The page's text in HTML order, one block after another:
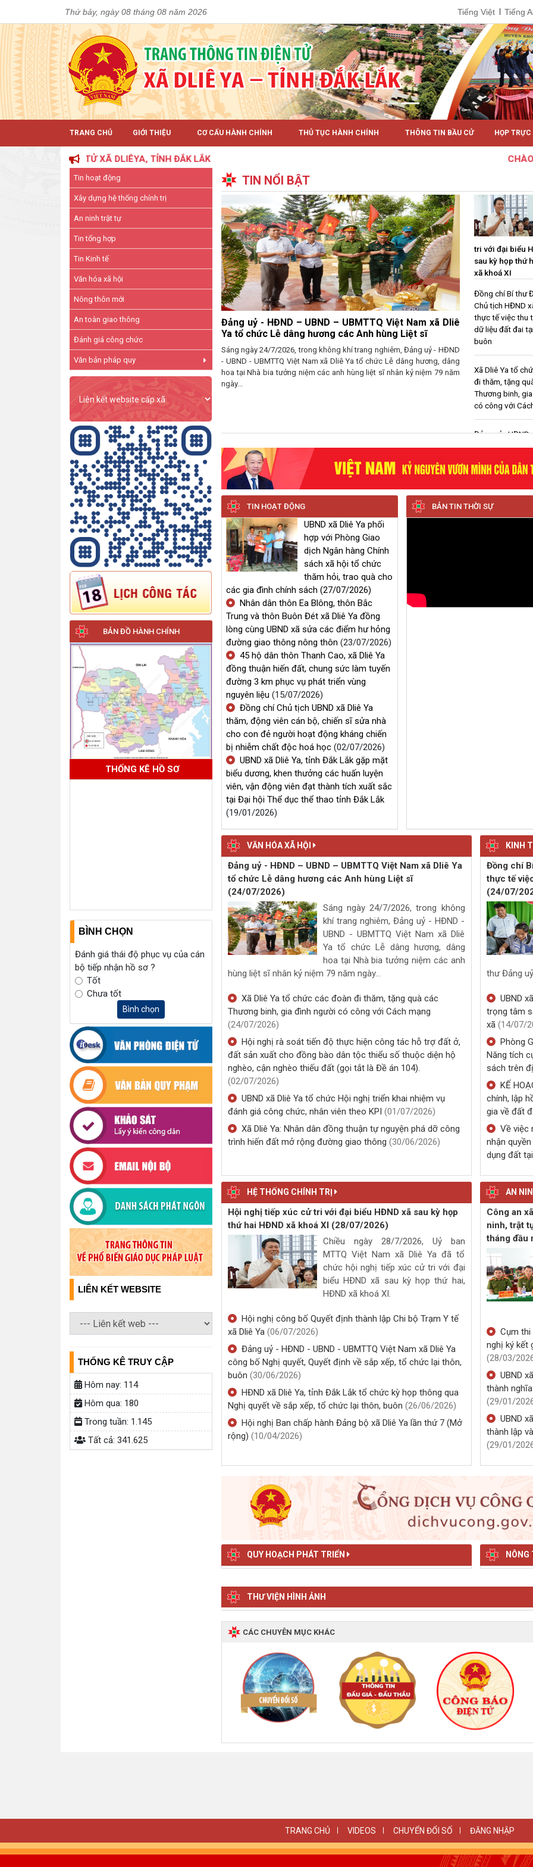
Thứ bảy, ngày 08 tháng 08 năm 2026 Tiếng Việt Tiếng
TRANG CHỦ GIỚI THIỆU CƠ CẤU HÀNH CHÍNH THỦ TỤC HÀNH CHÍNH THÔNG TIN BẦU CỬ HỌP TRỰC
TIN ĐIỆN TỬ XÃ DLIÊYA, TỈNH ĐẮK LẮK CHÀO
Tin hoạt động
Xây dựng hệ thống chính trị
An ninh trật tự
Tin tổng hợp
Tin Kinh tế
Văn hóa xã hội
Nông thôn mới
An toàn giao thông
Đánh giá công chức
Văn bản pháp quy
BẢN ĐỒ HÀNH CHÍNH
THỐNG KÊ HỒ SƠ
BÌNH CHỌN
Đánh giá thái độ phục vụ của cán
bộ tiếp nhận hồ sơ ?
Tốt
Chưa tốt
Bình chọn
LIÊN KẾT WEBSITE
THỐNG KÊ TRUY CẬP
Hôm nay: 114
Hôm qua: 180
Trong tuần: 1.145
Tất cả: 341.625
TIN NỔI BẬT
Nhân dân thôn Ea Blông, thôn Bắc Trung và thôn
Buôn Đét xã Dliê Ya đồng lòng cùng UBND xã sửa các
điểm hư hỏng đường giao thông nông thôn
Trước tình trạng tuyến đường từ thôn Ea Blông (trườn Tiểu học Nguyễn
Văn Bé) đến thôn Bắc Trung (trường tiểu học Nguyễn Khuyến) bị hư
hỏng nặng, gây khó khăn cho học sinh, người dân đi lại. UBND xã
tri với đại biểu
sau kỳ họp thứ
xã khoá XI
Đồng chí Bí thư
Chủ tịch HĐND
thực tế việc thu
dữ liệu đất đai
buôn
Xã Dliê Ya tổ
đi thăm, tặng
Thương binh,
có công với
Đảng uỷ - HĐND
UBMTTQ Việt
các Anh hùng
Nhân dân thôn
thôn Bắc Trung
đất, chung sức
TIN HOẠT ĐỘNG
UBND xã Dliê Ya phối
hợp với Phòng Giao
dịch Ngân hàng Chính
sách xã hội tổ chức
thăm hỏi, trao quà cho
các gia đình chính sách (27/07/2026)
Nhân dân thôn Ea Blông, thôn Bắc
Trung và thôn Buôn Đét xã Dliê Ya đồng
lòng cùng UBND xã sửa các điểm hư hỏng
đường giao thông nông thôn
45 hộ dân thôn Thanh Cao, xã Dliê Ya
đồng thuận hiến đất, chung sức làm tuyến
đường 3 km phục vụ phát triển vùng
nguyên liệu(15/07/2026)
Đồng chí Chủ tịch UBND xã Dliê Ya
thăm, động viên cán bộ, chiến sĩ sửa nhà
cho con đẻ người hoạt động kháng chiến
bị nhiễm chất độc hoá học (02/07/2026)
UBND xã Dliê Ya, tỉnh Đắk Lắk gặp mặt
biểu dương, khen thưởng các huấn luyện
viên, vận động viên đạt thành tích xuất sắc
tại Đại hội Thể dục thể thao tỉnh Đắk Lắk
(19/01/2026)
VĂN HÓA XÃ HỘI
Đảng uỷ - HĐND – UBND – UBMTTQ Việt Nam xã Dliê Ya
tổ chức Lễ dâng hương các Anh hùng Liệt sĩ
(24/07/2026)
Sáng ngày 24/7/2026, trong không
khí trang nghiêm, Đảng uỷ - HĐND -
Ya tổ chức Lễ dâng hương, dâng
hoa tại Nhà bia tưởng niệm các anh
hùng liệt sĩ nhân kỷ niệm 79 năm ngày...
Xã Dliê Ya tổ chức các đoàn đi thăm, tặng quà các
Thương binh, gia đình người có công với Cách mạng
(24/07/2026)
đất sản xuất cho đồng bào dân tộc thiểu số thuộc diện hộ
nghèo, cận nghèo thiếu đất (gọi tắt là Đề án 104).
(02/07/2026)
UBND xã Dliê Ya tổ chức Hội nghị triển khai nhiệm vụ
Xã Dliê Ya: Nhân dân đồng thuận tự nguyện phá dỡ công
trình hiến đất mở rộng đường giao thông
KINH
Đồng chí
thực tế
(24/07/
thư Đảng uỷ
UBND
trọng tâm
xã(14/07/
Phòng
Năng tích
sách trên
KẾ
chính, lập
gia về đất
Về việc
nhận
dụng đất
HỆ THỐNG CHÍNH TRỊ
Hội nghị tiếp xúc cử tri với đại biểu HĐND xã sau kỳ họp
thứ hai HĐND xã khoá XI(28/07/2026)
Chiều ngày 28/7/2026, Uỷ ban
chức hội nghị tiếp xúc cử tri với đại
Hội nghị công bố Quyết định thành lập Chi bộ Trạm Y tế
xã Dliê Ya(06/07/2026)
Đảng uỷ - HĐND - UBND - UBMTTQ Việt Nam xã Dliê Ya
công bố Nghị quyết, Quyết định về sắp xếp, tổ chức lại thôn,
buôn(30/06/2026)
HĐND xã Dliê Ya, tỉnh Đắk Lắk tổ chức kỳ họp thông qua
(10/04/2026)
AN
Công an
ninh, trật
tháng đầu
Cụm
nghị ký kết
(28/03/
UBND
thành
(29/01/
UBND
thành lập
(29/01/2026)
QUY HOẠCH PHÁT TRIỂN
CÁC CHUYÊN MỤC KHÁC
TRANG CHỦ VIDEOS CHUYỂN ĐỔI SỐ ĐĂNG NHẬP